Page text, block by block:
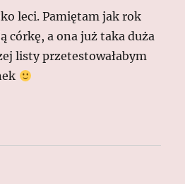
leci. Pamiętam jak rok
córkę, a ona już taka duża
listy przetestowałabym